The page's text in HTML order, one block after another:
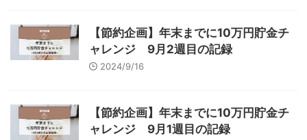
【節約企画】年末までに10万円貯金チ
ャレンジ 9月2週目の記録
2024/9/16
【節約企画】年末までに10万円貯金チ
ャレンジ 9月1週目の記録